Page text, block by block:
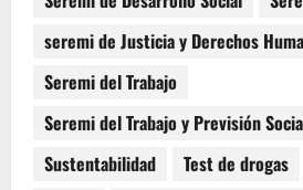
seremi de Justicia y Derechos
Seremi del Trabajo
Seremi del Trabajo y Previsión
Sustentabilidad
Test de drogas